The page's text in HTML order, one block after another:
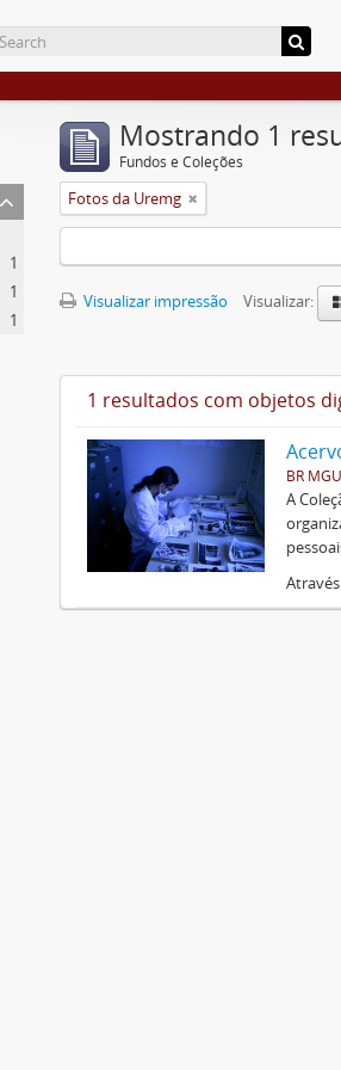
1
1
1
Mostrando 1
Fundos e Coleções
Fotos da Uremg
Visualizar impressão
Visualizar:
1 resultados com objetos
BR
A